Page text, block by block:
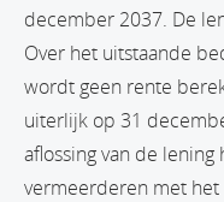
december 2037. De
Over het uitstaande
wordt geen rente
uiterlijk op 31
aflossing van de
vermeerderen met